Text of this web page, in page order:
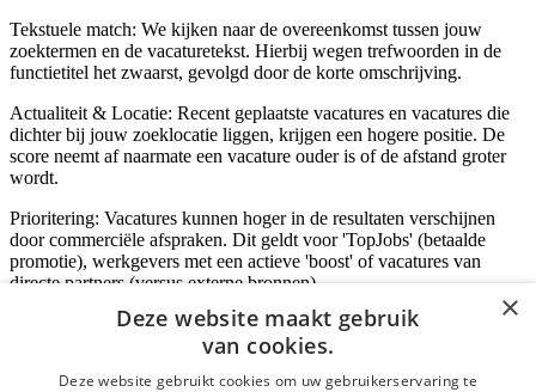
Tekstuele match: We kijken naar de overeenkomst tussen jouw
zoektermen en de vacaturetekst. Hierbij wegen trefwoorden in de
functietitel het zwaarst, gevolgd door de korte omschrijving.
Actualiteit & Locatie: Recent geplaatste vacatures en vacatures die
dichter bij jouw zoeklocatie liggen, krijgen een hogere positie. De
score neemt af naarmate een vacature ouder is of de afstand groter
wordt.
Prioritering: Vacatures kunnen hoger in de resultaten verschijnen
door commerciële afspraken. Dit geldt voor 'TopJobs' (betaalde
promotie), werkgevers met een actieve 'boost' of vacatures van
directe partners (versus externe bronnen).
Inloggen als bedrijf
×
Deze website maakt gebruik
van cookies.
Deze website gebruikt cookies om uw gebruikerservaring te